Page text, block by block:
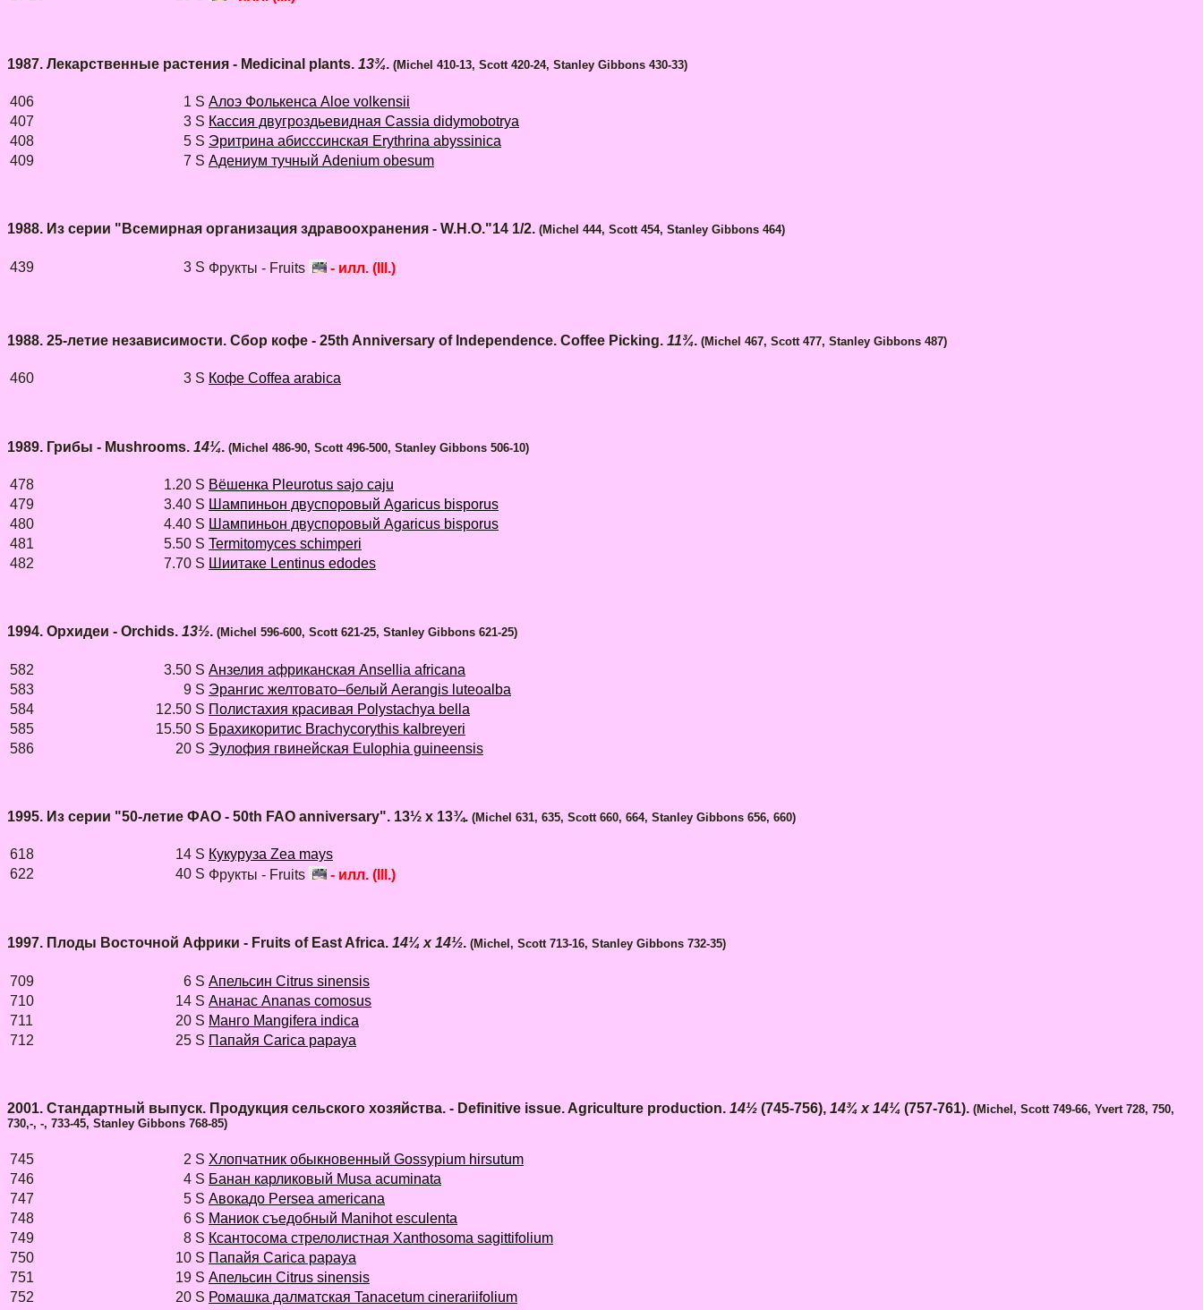
1987. Лекарственные растения - Medicinal plants. 13¾. (Michel 410-13, Scott 420-24, Stanley Gibbons 430-33)
406 1 S Алоэ Фолькенса Aloe volkensii
407
3 S Кассия двугроздьевидная Cassia didymobotrya
408
5 S Эритрина абисссинская Erythrina abyssinica
409
7 S Адениум тучный Adenium obesum
1988. Из серии "Всемирная организация здравоохранения - W.H.O."14 1/2. (Michel 444, Scott454, Stanley Gibbons 464)
439 3 S Фрукты - Fruits - илл. (Ill.)
1988. 25-летие независимости. Сбор кофе - 25th Anniversary of lndependence. Coffee Picking. 11¾. (Michel 467, Scott 477, Stanley Gibbons 487)
460 3 S Кофе Coffea arabica
1989. Грибы - Mushrooms. 14¼. (Michel 486-90, Scott 496-500, Stanley Gibbons 506-10)
478 1.20 S Вёшенка Pleurotus sajo caju
479
3.40 S Шампиньон двуспоровый Agaricus bisporus
480
4.40 S Шампиньон двуспоровый Agaricus bisporus
481
5.50 S Termitomyces schimperi
482
7.70 S Шиитаке Lentinus edodes
1994. Орхидеи - Orchids. 13½. (Michel 596-600, Scott 621-25, Stanley Gibbons 621-25)
582 3.50 S Анзелия африканская Ansellia africana
583
9 S Эрангис желтовато–белый Aerangis luteoalba
584
12.50 S Полистахия красивая Polystachya bella
585
15.50 S Брахикоритис Brachycorythis kalbreyeri
586
20 S Эулофия гвинейская Eulophia guineensis
1995. Из серии "50-летие ФАО - 50th FAO anniversary". 13½ x 13¾. (Michel 631, 635, Scott 660, 664, Stanley Gibbons 656, 660)
618 14 S Кукуруза Zea mays
622
40 S Фрукты - Fruits - илл. (Ill.)
1997. Плоды Восточной Африки - Fruits of East Africa. 14¼ x 14½. (Michel, Scott 713-16, Stanley Gibbons 732-35)
709 6 S Апельсин Citrus sinensis
710
14 S Ананас Ananas comosus
711
20 S Манго Mangifera indica
712
25 S Папайя Carica papaya
2001. Стандартный выпуск. Продукция сельского хозяйства. - Definitive issue. Agriculture production. 14½ (745-756), 14¾ x 14¼ (757-761). (Michel, Scott 749-66, Yvert 728, 750,
730,-, -, 733-45, Stanley Gibbons 768-85)
745 2 S Хлопчатник обыкновенный Gossypium hirsutum
746
4 S Банан карликовый Musa acuminata
747
5 S Авокадо Persea americana
748
6 S Маниок съедобный Manihot esculenta
749
8 S Ксантосома стрелолистная Xanthosoma sagittifolium
750
10 S Папайя Carica papaya
751
19 S Апельсин Citrus sinensis
752
20 S Ромашка далматская Tanacetum cinerariifolium